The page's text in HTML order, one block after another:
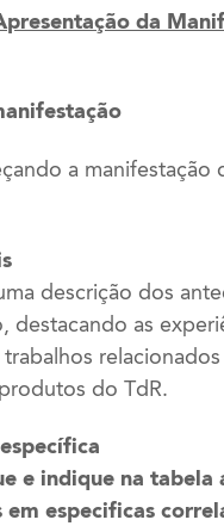
da
a manifestação
descrição dos
destacando as
relacionados
do TdR.
e indique na tabela
em especificas